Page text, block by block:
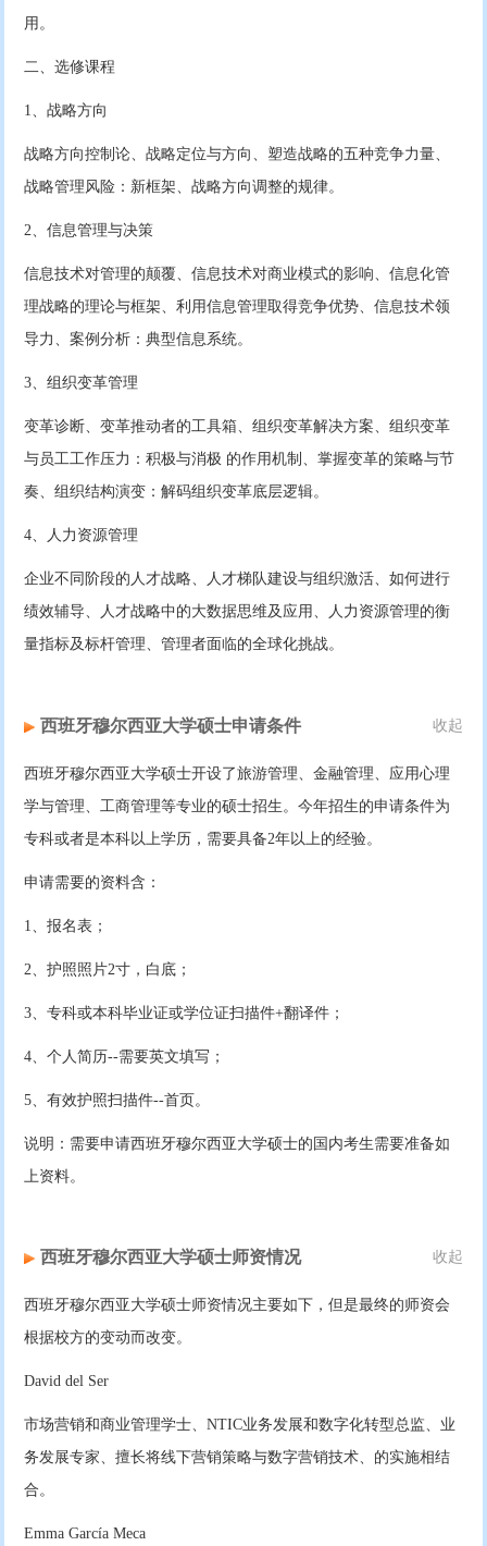
用。
二、选修课程
1、战略方向
战略方向控制论、战略定位与方向、塑造战略的五种竞争力量、
战略管理风险：新框架、战略方向调整的规律。
2、信息管理与决策
信息技术对管理的颠覆、信息技术对商业模式的影响、信息化管
理战略的理论与框架、利用信息管理取得竞争优势、信息技术领
导力、案例分析：典型信息系统。
3、组织变革管理
变革诊断、变革推动者的工具箱、组织变革解决方案、组织变革
与员工工作压力：积极与消极 的作用机制、掌握变革的策略与节
奏、组织结构演变：解码组织变革底层逻辑。
4、人力资源管理
企业不同阶段的人才战略、人才梯队建设与组织激活、如何进行
绩效辅导、人才战略中的大数据思维及应用、人力资源管理的衡
量指标及标杆管理、管理者面临的全球化挑战。
西班牙穆尔西亚大学硕士申请条件 收起
西班牙穆尔西亚大学硕士开设了旅游管理、金融管理、应用心理
学与管理、工商管理等专业的硕士招生。今年招生的申请条件为
专科或者是本科以上学历，需要具备2年以上的经验。
申请需要的资料含：
1、报名表；
2、护照照片2寸，白底；
3、专科或本科毕业证或学位证扫描件+翻译件；
4、个人简历--需要英文填写；
5、有效护照扫描件--首页。
说明：需要申请西班牙穆尔西亚大学硕士的国内考生需要准备如
上资料。
西班牙穆尔西亚大学硕士师资情况 收起
西班牙穆尔西亚大学硕士师资情况主要如下，但是最终的师资会
根据校方的变动而改变。
David del Ser
市场营销和商业管理学士、NTIC业务发展和数字化转型总监、业
务发展专家、擅长将线下营销策略与数字营销技术、的实施相结
合。
Emma García Meca